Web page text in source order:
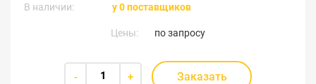
В наличии:
у 0 поставщиков
Цены: по запросу
- + Заказать